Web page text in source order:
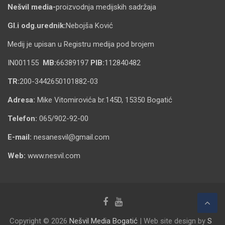
Nešvil media-proizvodnja medijskih sadržaja
Gl.i odg.urednik:Nebojša Ković
Medij je upisan u Registru medija pod brojem
IN001155 MB:66389197 PIB:112840482
TR:200-3442650101882-03
Adresa: Mike Vitomirovića br.145D, 15350 Bogatić
Telefon: 065/902-92-00
E-mail: nesanesvil@gmail.com
Web: www.nesvil.com
Copyright © 2026 Nešvil Media Bogatić| Web site design by S